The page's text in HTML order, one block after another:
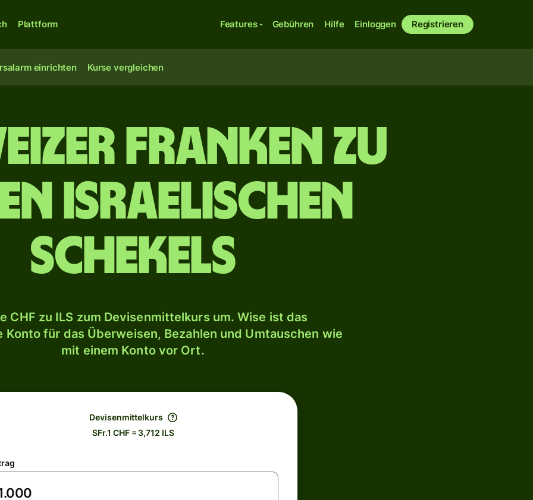
Plattform Features Gebühren Hilfe Einloggen Registrieren
einrichten Kurse vergleichen
Franken zu
israelischen
Schekels
CHF zu ILS zum Devisenmittelkurs um. Wise ist das
Konto für das Überweisen, Bezahlen und Umtauschen wie
mit einem Konto vor Ort.
Devisenmittelkurs
SFr.1 CHF = 3,712 ILS